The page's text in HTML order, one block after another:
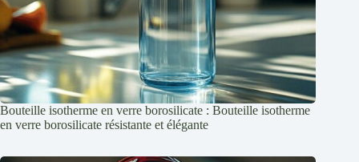
Bouteille isotherme en verre borosilicate : Bouteille isotherme
en verre borosilicate résistante et élégante